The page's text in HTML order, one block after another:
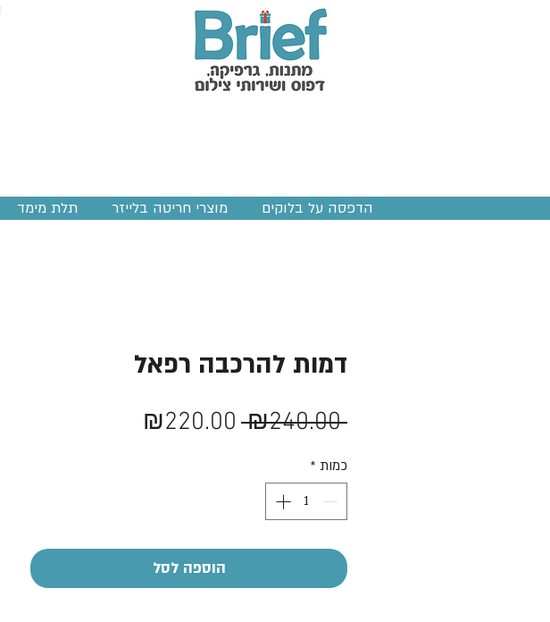
הדפסה על בלוקים מוצרי חריטה בלייזר תלת מימד
דמות להרכבה רפאל
₪240.00
מחיר
₪220.00
כמות *
הוספה לסל